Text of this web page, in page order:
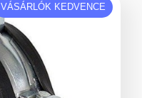
VÁSÁRLÓK KEDVENCE